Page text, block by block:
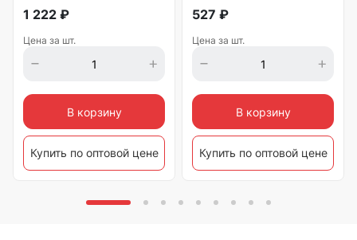
1 222 ₽
Цена за шт.
В корзину
Купить по оптовой цене
527 ₽
Цена за шт.
В корзину
Купить по оптовой цене